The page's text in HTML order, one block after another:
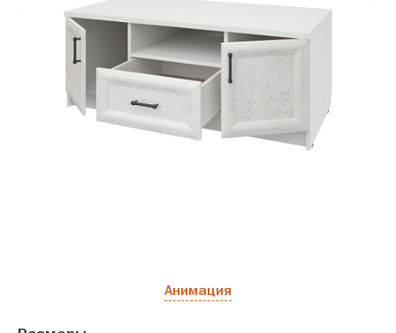
Анимация